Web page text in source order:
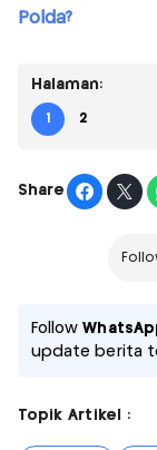
Polda?
Halaman:
1 2
Share
Follow
update berita
Topik Artikel :